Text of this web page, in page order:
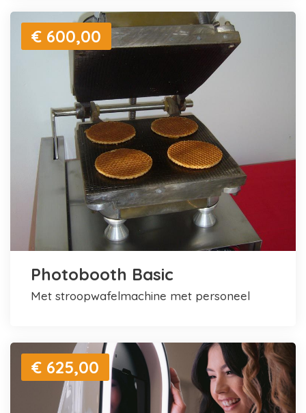
€ 600,00
Photobooth Basic
met stroopwafelmachine met personeel
€ 625,00